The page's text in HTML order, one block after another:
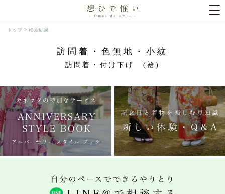
トップ 検索結果
訪問着・色無地・小紋
訪問着・付け下げ (袷)